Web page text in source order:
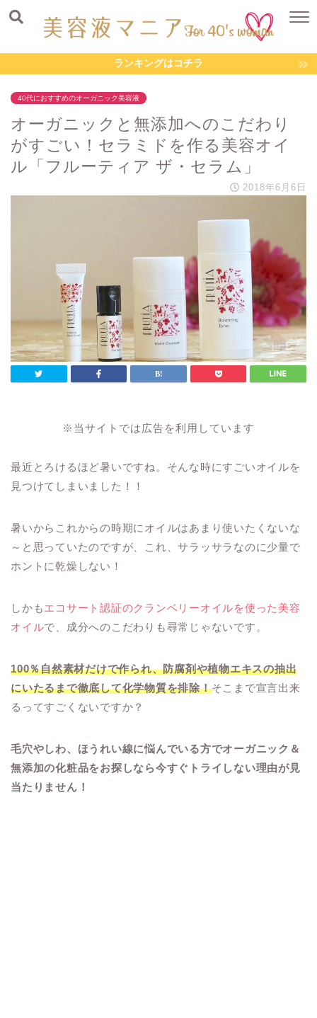
ランキングはコチラ
40代におすすめのオーガニック美容液
オーガニックと無添加へのこだわり
がすごい！セラミドを作る美容オイ
ル「フルーティア ザ・セラム」
2018年6月6日
※当サイトでは広告を利用しています
最近とろけるほど暑いですね。そんな時にすごいオイルを
見つけてしまいました！！
暑いからこれからの時期にオイルはあまり使いたくないな
～と思っていたのですが、これ、サラッサラなのに少量で
ホントに乾燥しない！
しかもエコサート認証のクランベリーオイルを使った美容
オイルで、成分へのこだわりも尋常じゃないです。
100％自然素材だけで作られ、防腐剤や植物エキスの抽出
にいたるまで徹底して化学物質を排除！そこまで宣言出来
るってすごくないですか？
毛穴やしわ、ほうれい線に悩んでいる方でオーガニック＆
無添加の化粧品をお探しなら今すぐトライしない理由が見
当たりません！